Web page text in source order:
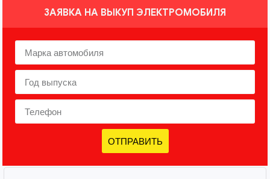
ЗАЯВКА НА ВЫКУП ЭЛЕКТРОМОБИЛЯ
ОТПРАВИТЬ